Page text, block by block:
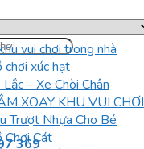
369
vui chơi trong nhà
xúc hạt
Lắc – Xe Chòi Chân
XOAY KHU VUI CHƠI
Trượt Nhựa Cho Bé
Cát